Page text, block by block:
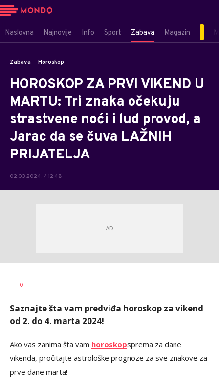
Naslovna Najnovije Info Sport Zabava Magazin
Zabava Horoskop
HOROSKOP ZA PRVI VIKEND U
MARTU: Tri znaka očekuju
strastvene noći i lud provod, a
Jarac da se čuva LAŽNIH
PRIJATELJA
02.03.2024. / 12:48
AUTOR
0
Saznajte šta vam predviđa horoskop za vikend
od 2. do 4. marta 2024!
Ako vas zanima šta vam horoskopsprema za dane
vikenda, pročitajte astrološke prognoze za sve znakove za
prve dane marta!